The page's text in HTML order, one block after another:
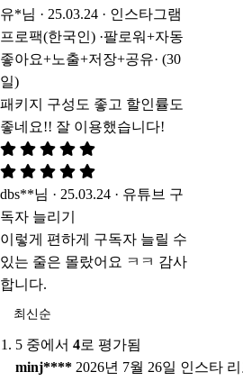
유*님 · 25.03.24 · 인스타그램
프로팩(한국인) ·팔로워+자동
좋아요+노출+저장+공유· (30
일)
패키지 구성도 좋고 할인률도
좋네요!! 잘 이용했습니다!
dbs**님 · 25.03.24 · 유튜브 구
독자 늘리기
이렇게 편하게 구독자 늘릴 수
있는 줄은 몰랐어요 ㅋㅋ 감사
합니다.
5 중에서 4로 평가됨
minj**** 2026년 7월 26일 인스타 리